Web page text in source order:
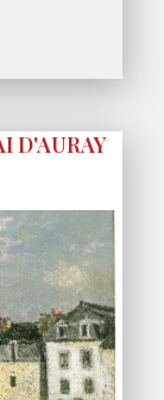
D'AURAY